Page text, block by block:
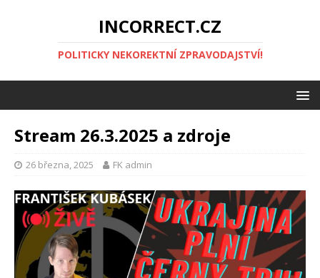
INCORRECT.CZ
POLITICKY NEKOREKTNÍ ZPRAVODAJSTVÍ!
Stream 26.3.2025 a zdroje
26 března, 2025 FK admin